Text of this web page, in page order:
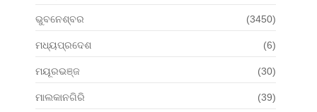
ଭୁବନେଶ୍ବର (3450)
ମଧ୍ୟପ୍ରଦେଶ (6)
ମୟୂରଭଞ୍ଜ (30)
ମାଲକାନଗିରି (39)